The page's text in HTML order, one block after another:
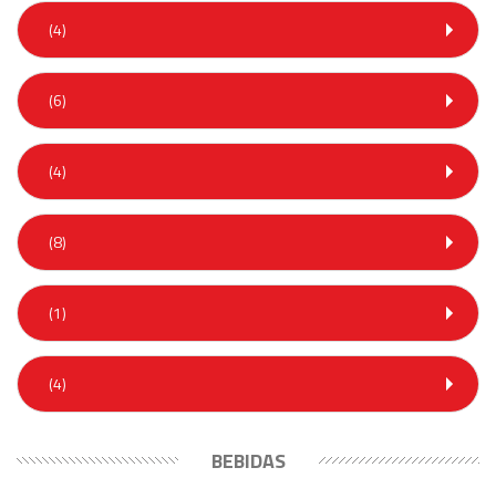
(4)
(6)
(4)
(8)
(1)
(4)
BEBIDAS